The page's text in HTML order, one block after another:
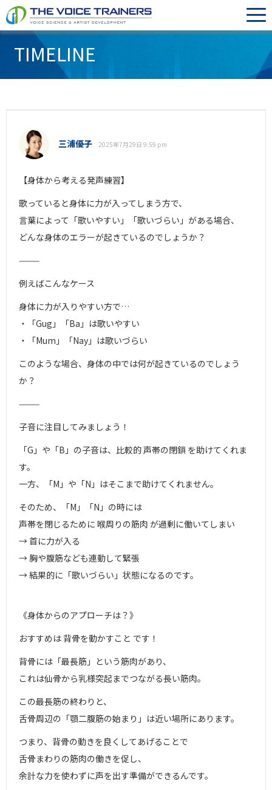
TIMELINE
三浦優子 2025年7月29日 9:59 pm
【身体から考える発声練習】
歌っていると身体に力が入ってしまう方で、
言葉によって「歌いやすい」「歌いづらい」がある場合、
どんな身体のエラーが起きているのでしょうか？
⸻
例えばこんなケース
身体に力が入りやすい方で…
・「Gug」「Ba」は歌いやすい
・「Mum」「Nay」は歌いづらい
このような場合、身体の中では何が起きているのでしょう
か？
⸻
子音に注目してみましょう！
「G」や「B」の子音は、比較的 声帯の閉鎖 を助けてくれま
す。
一方、「M」や「N」はそこまで助けてくれません。
そのため、「M」「N」の時には
声帯を閉じるために 喉周りの筋肉 が過剰に働いてしまい
→ 首に力が入る
→ 胸や腹筋なども連動して緊張
→ 結果的に「歌いづらい」状態になるのです。
《身体からのアプローチは？》
おすすめは 背骨を動かすこと です！
背骨には「最長筋」という筋肉があり、
これは仙骨から乳様突起までつながる長い筋肉。
この最長筋の終わりと、
舌骨周辺の「顎二腹筋の始まり」は近い場所にあります。
つまり、背骨の動きを良くしてあげることで
舌骨まわりの筋肉の働きを促し、
余計な力を使わずに声を出す準備ができるんです。